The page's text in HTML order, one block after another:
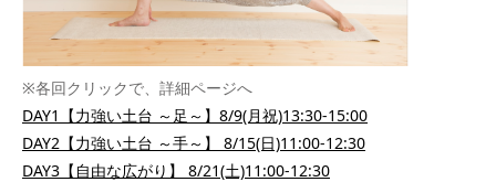
※各回クリックで、詳細ページへ
DAY1【力強い土台 ～足～】8/9(月祝)13:30-15:00
DAY2【力強い土台 ～手～】 8/15(日)11:00-12:30
DAY3【自由な広がり】 8/21(土)11:00-12:30